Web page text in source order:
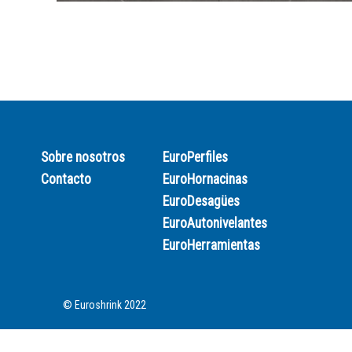
Sobre nosotros
Contacto
EuroPerfiles
EuroHornacinas
EuroDesagües
EuroAutonivelantes
EuroHerramientas
© Euroshrink 2022